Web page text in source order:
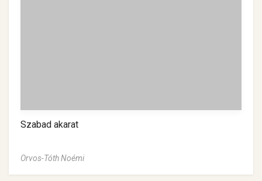
Szabad akarat
Orvos-Tóth Noémi